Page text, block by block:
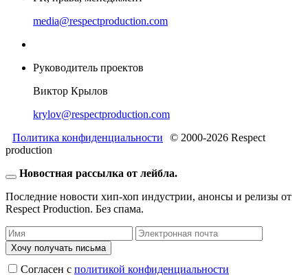
media@respectproduction.com
Руководитель проектов
Виктор Крылов
krylov@respectproduction.com
Политика конфиденциальности
© 2000-2026 Respect
production
Новостная рассылка от лейбла.
Последние новости хип-хоп индустрии, анонсы и релизы от
Respect Production. Без спама.
Хочу получать письма
Согласен c политикой конфиденциальности